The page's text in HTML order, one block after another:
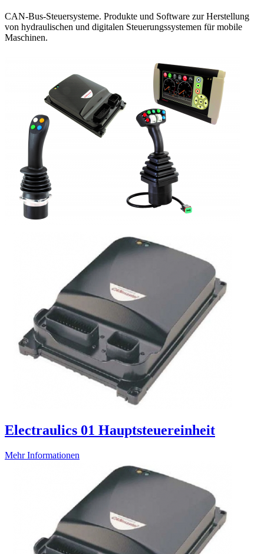
CAN-Bus-Steuersysteme. Produkte und Software zur Herstellung
von hydraulischen und digitalen Steuerungssystemen für mobile
Maschinen.
Electraulics 01 Hauptsteuereinheit
Mehr Informationen